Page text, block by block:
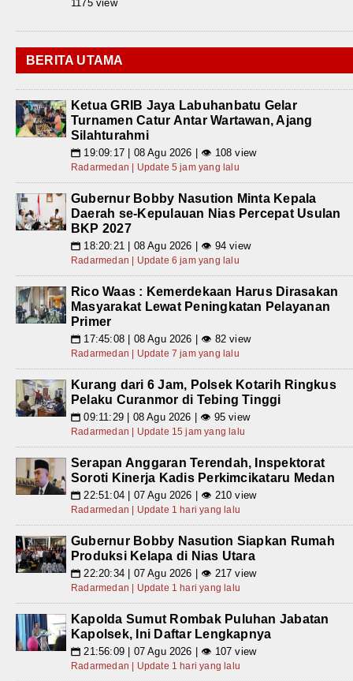
1175 view
BERITA UTAMA
Ketua GRIB Jaya Labuhanbatu Gelar
Turnamen Catur Antar Wartawan, Ajang
Silahturahmi
📅 19:09:17 | 08 Agu 2026 | 👁 108 view
Radarmedan | Update 5 jam yang lalu
Gubernur Bobby Nasution Minta Kepala
Daerah se-Kepulauan Nias Percepat Usulan
BKP 2027
📅 18:20:21 | 08 Agu 2026 | 👁 94 view
Radarmedan | Update 6 jam yang lalu
Rico Waas : Kemerdekaan Harus Dirasakan
Masyarakat Lewat Peningkatan Pelayanan
Primer
📅 17:45:08 | 08 Agu 2026 | 👁 82 view
Radarmedan | Update 7 jam yang lalu
Kurang dari 6 Jam, Polsek Kotarih Ringkus
Pelaku Curanmor di Tebing Tinggi
📅 09:11:29 | 08 Agu 2026 | 👁 95 view
Radarmedan | Update 15 jam yang lalu
Serapan Anggaran Terendah, Inspektorat
Soroti Kinerja Kadis Perkimcikataru Medan
📅 22:51:04 | 07 Agu 2026 | 👁 210 view
Radarmedan | Update 1 hari yang lalu
Gubernur Bobby Nasution Siapkan Rumah
Produksi Kelapa di Nias Utara
📅 22:20:34 | 07 Agu 2026 | 👁 217 view
Radarmedan | Update 1 hari yang lalu
Kapolda Sumut Rombak Puluhan Jabatan
Kapolsek, Ini Daftar Lengkapnya
📅 21:56:09 | 07 Agu 2026 | 👁 107 view
Radarmedan | Update 1 hari yang lalu